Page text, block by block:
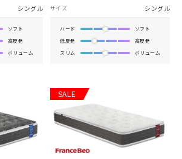
シングル
ソフト
高反発
ボリューム
サイズ シングル
ハード
ソフト
低反発
高反発
スリム
ボリューム
SALE